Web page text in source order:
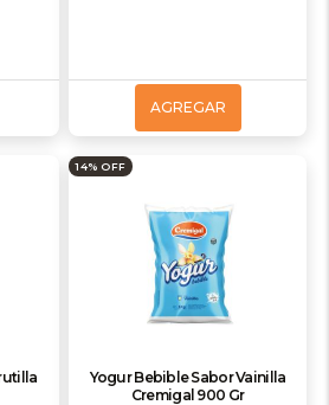
AGREGAR
14% OFF
Yogur Bebible Sabor Vainilla
Cremigal 900 Gr